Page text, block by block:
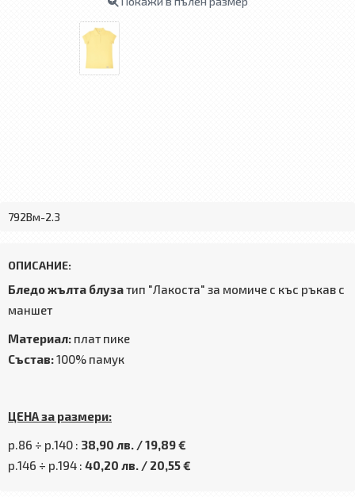
792Bм-2.3
ОПИСАНИЕ:
Бледо жълта блузатип "Лакоста" за момиче с къс ръкав с
маншет
Материал: плат пике
Състав:100% памук
ЦЕНА за размери:
р.86 ÷ р.140 : 38,90 лв. / 19,89 €
р.146 ÷ р.194 : 40,20 лв. / 20,55 €